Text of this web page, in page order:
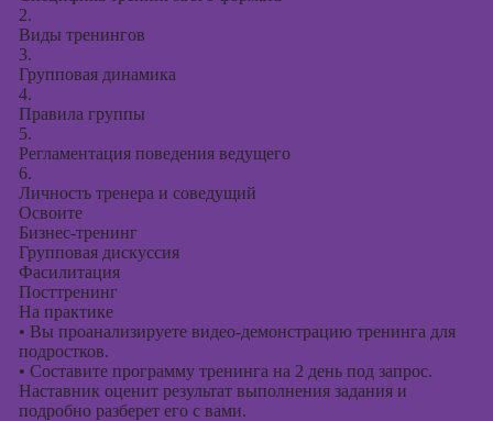
2.
Виды тренингов
3.
Групповая динамика
4.
Правила группы
5.
Регламентация поведения ведущего
6.
Личность тренера и соведущий
Освоите
Бизнес-тренинг
Групповая дискуссия
Фасилитация
Посттренинг
На практике
• Вы проанализируете видео-демонстрацию тренинга для
подростков.
• Составите программу тренинга на 2 день под запрос.
Наставник оценит результат выполнения задания и
подробно разберет его с вами.